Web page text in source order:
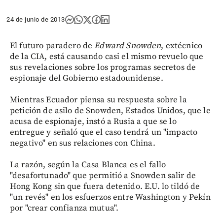
24 de junio de 2013
El futuro paradero deEdward Snowden, extécnico
de la CIA, está causando casi el mismo revuelo que
sus revelaciones sobre los programas secretos de
espionaje del Gobierno estadounidense.
Mientras Ecuador piensa su respuesta sobre la
petición de asilo de Snowden, Estados Unidos, que le
acusa de espionaje, instó a Rusia a que se lo
entregue y señaló que el caso tendrá un "impacto
negativo" en sus relaciones con China.
La razón, según la Casa Blanca es el fallo
"desafortunado" que permitió a Snowden salir de
Hong Kong sin que fuera detenido. E.U. lo tildó de
"un revés" en los esfuerzos entre Washington y Pekín
por "crear confianza mutua".